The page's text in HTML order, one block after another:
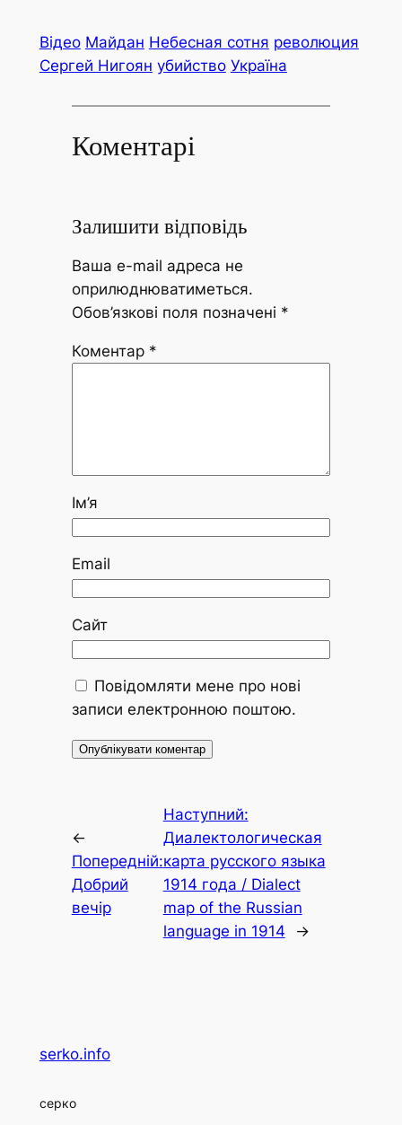
Відео Майдан Небесная сотня революция
Сергей Нигоян убийство Україна
Коментарі
Залишити відповідь
Ваша e-mail адреса не
оприлюднюватиметься.
Обов’язкові поля позначені *
Коментар *
Ім’я
Email
Сайт
Повідомляти мене про нові
записи електронною поштою.
←
Попередній:
Добрий
вечір
Наступний:
Диалектологическая
карта русского языка
1914 года / Dialect
map of the Russian
language in 1914
→
serko.info
серко